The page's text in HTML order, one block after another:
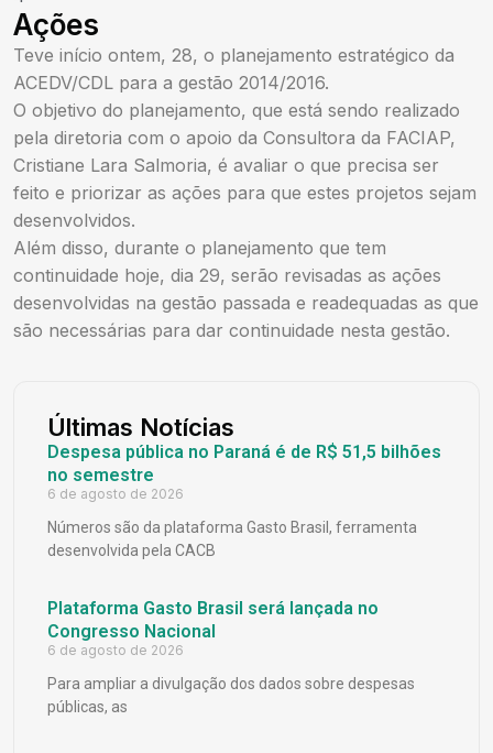
Ações
Teve início ontem, 28, o planejamento estratégico da
ACEDV/CDL para a gestão 2014/2016.
O objetivo do planejamento, que está sendo realizado
pela diretoria com o apoio da Consultora da FACIAP,
Cristiane Lara Salmoria, é avaliar o que precisa ser
feito e priorizar as ações para que estes projetos sejam
desenvolvidos.
Além disso, durante o planejamento que tem
continuidade hoje, dia 29, serão revisadas as ações
desenvolvidas na gestão passada e readequadas as que
são necessárias para dar continuidade nesta gestão.
Últimas Notícias
Despesa pública no Paraná é de R$ 51,5 bilhões
no semestre
6 de agosto de 2026
Números são da plataforma Gasto Brasil, ferramenta
desenvolvida pela CACB
Plataforma Gasto Brasil será lançada no
Congresso Nacional
6 de agosto de 2026
Para ampliar a divulgação dos dados sobre despesas
públicas, as